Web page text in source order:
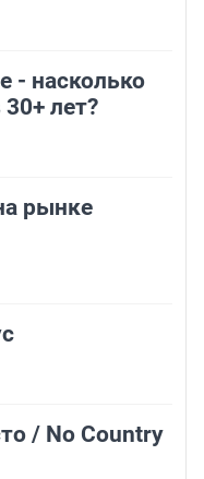
- насколько
лет?
рынке
/ No Country